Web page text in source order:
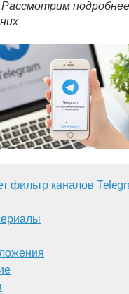
GOOGLE
Рассмотрим
фильтр каналов